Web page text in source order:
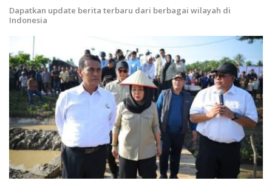
Dapatkan update berita terbaru dari berbagai wilayah di
Indonesia